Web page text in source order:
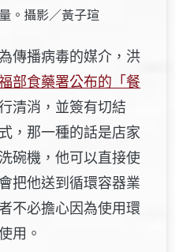
。攝影／黃子瑄
傳播病毒的媒介，洪
部食藥署公布的「餐
清消，並簽有切結
，那一種的話是店家
碗機，他可以直接使
把他送到循環容器業
不必擔心因為使用環
用。